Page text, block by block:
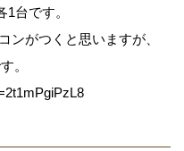
台です。
ンがつくと思いますが、
。